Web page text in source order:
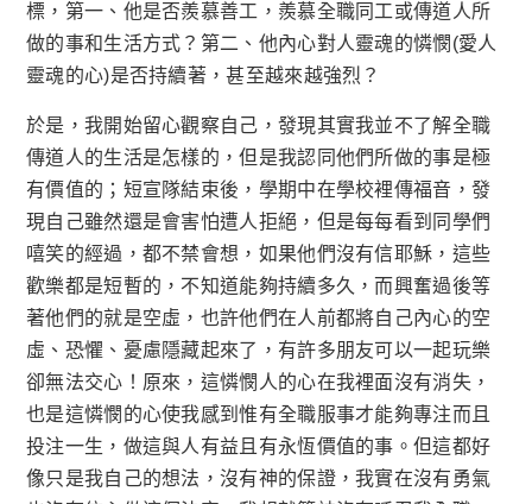
標，第一、他是否羨慕善工，羨慕全職同工或傳道人所
做的事和生活方式？第二、他內心對人靈魂的憐憫(愛人
靈魂的心)是否持續著，甚至越來越強烈？
於是，我開始留心觀察自己，發現其實我並不了解全職
傳道人的生活是怎樣的，但是我認同他們所做的事是極
有價值的；短宣隊結束後，學期中在學校裡傳福音，發
現自己雖然還是會害怕遭人拒絕，但是每每看到同學們
嘻笑的經過，都不禁會想，如果他們沒有信耶穌，這些
歡樂都是短暫的，不知道能夠持續多久，而興奮過後等
著他們的就是空虛，也許他們在人前都將自己內心的空
虛、恐懼、憂慮隱藏起來了，有許多朋友可以一起玩樂
卻無法交心！原來，這憐憫人的心在我裡面沒有消失，
也是這憐憫的心使我感到惟有全職服事才能夠專注而且
投注一生，做這與人有益且有永恆價值的事。但這都好
像只是我自己的想法，沒有神的保證，我實在沒有勇氣